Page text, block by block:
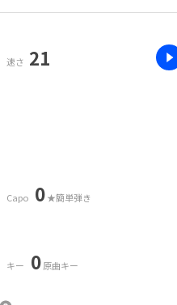
速さ 21
Capo 0★簡単弾き
キー 0原曲キー